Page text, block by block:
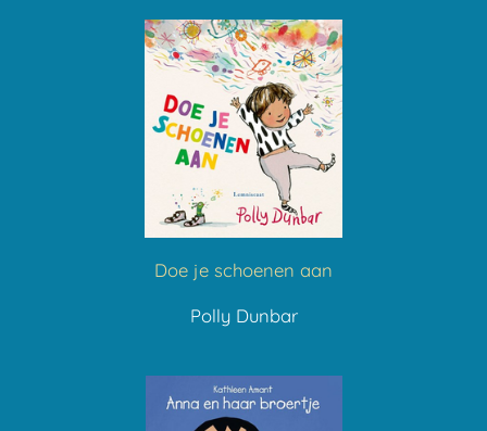
Doe je schoenen aan
Polly Dunbar